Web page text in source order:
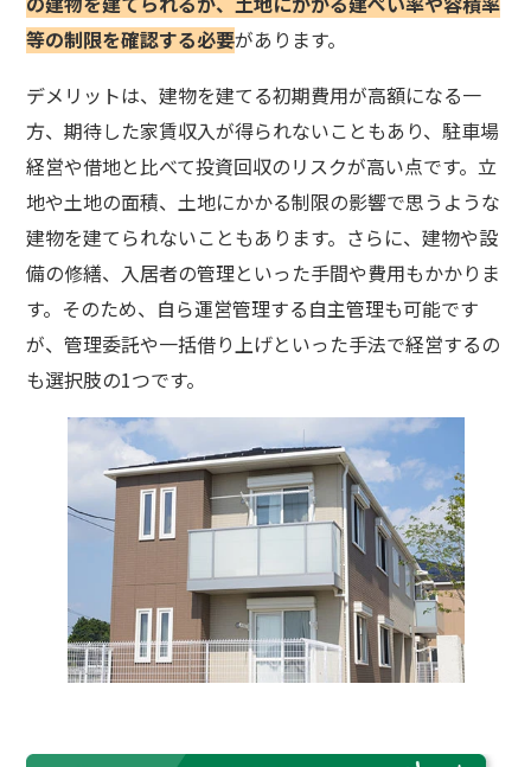
等の制限を確認する必要があります。
デメリットは、建物を建てる初期費用が高額になる一
方、期待した家賃収入が得られないこともあり、駐車場
経営や借地と比べて投資回収のリスクが高い点です。立
地や土地の面積、土地にかかる制限の影響で思うような
建物を建てられないこともあります。さらに、建物や設
備の修繕、入居者の管理といった手間や費用もかかりま
す。そのため、自ら運営管理する自主管理も可能です
が、管理委託や一括借り上げといった手法で経営するの
も選択肢の1つです。